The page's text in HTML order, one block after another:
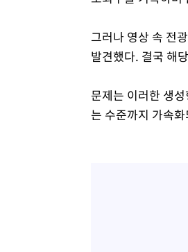
그러나 영상 속 전
발견했다. 결국 해
문제는 이러한 생
는 수준까지 가속